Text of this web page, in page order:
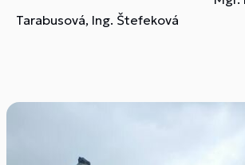
Tarabusová, Ing. Štefeková